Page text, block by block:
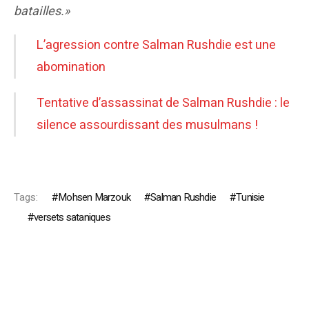
batailles.»
L’agression contre Salman Rushdie est une
abomination
Tentative d’assassinat de Salman Rushdie : le
silence assourdissant des musulmans !
Tags: Mohsen Marzouk Salman Rushdie
Tunisie
versets sataniques